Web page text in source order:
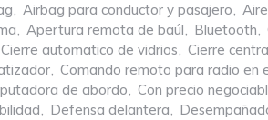
, Airbag para conductor y pasajero,
, Apertura remota de baúl, Bluetooth,
Cierre automatico de vidrios, Cierre
, Comando remoto para radio en
de abordo, Con precio
, Defensa delantera,